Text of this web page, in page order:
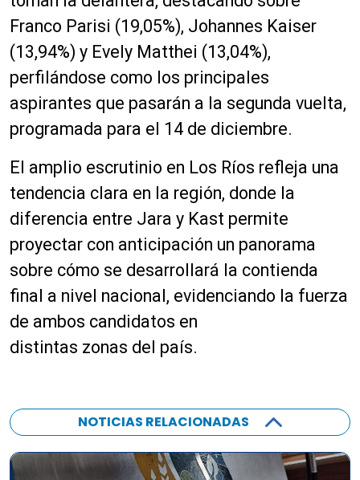
Franco Parisi (19,05%), Johannes Kaiser
(13,94%) y Evely Matthei (13,04%),
perfilándose como los principales
aspirantes que pasarán a la segunda vuelta,
programada para el 14 de diciembre.
El amplio escrutinio en Los Ríos refleja una
tendencia clara en la región, donde la
diferencia entre Jara y Kast permite
proyectar con anticipación un panorama
sobre cómo se desarrollará la contienda
final a nivel nacional, evidenciando la fuerza
de ambos candidatos en
distintas zonas del país.
NOTICIAS RELACIONADAS